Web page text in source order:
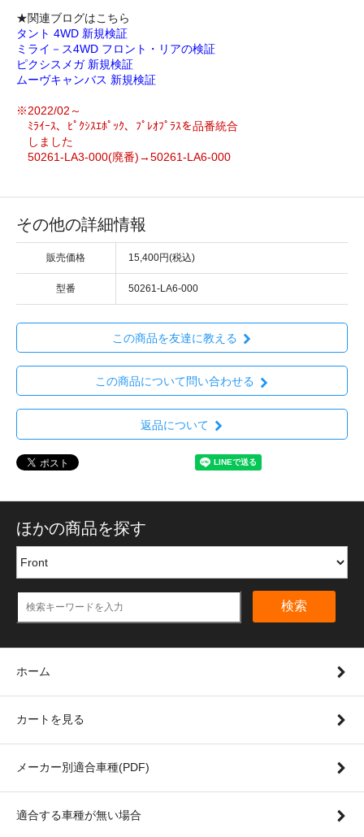
★関連ブログはこちら
タント 4WD 新規検証
ミライ－ス4WD フロント・リアの検証
ピクシスメガ 新規検証
ムーヴキャンバス 新規検証
※2022/02～
ﾐﾗｲｰｽ、ﾋﾟｸｼｽｴﾎﾟｯｸ、ﾌﾟﾚｵﾌﾟﾗｽを品番統合
しました
50261-LA3-000(廃番)→50261-LA6-000
その他の詳細情報
販売価格 15,400円(税込)
型番 50261-LA6-000
この商品を友達に教える
この商品について問い合わせる
返品について
ほかの商品を探す
検索
ホーム
カートを見る
メーカー別適合車種(PDF)
適合する車種が無い場合